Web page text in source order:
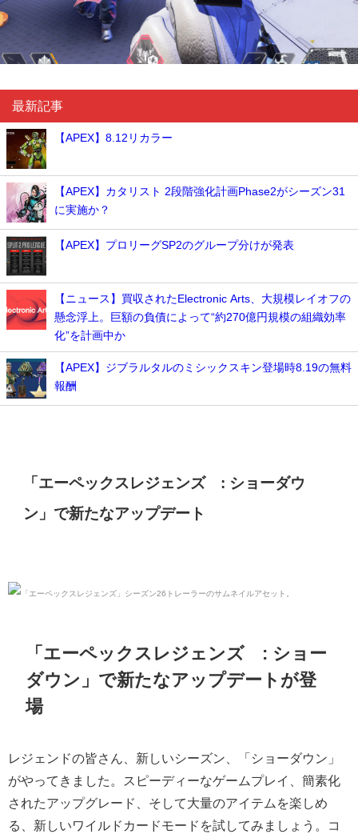
最新記事
【APEX】8.12リカラー
【APEX】カタリスト 2段階強化計画Phase2がシーズン31
に実施か？
【APEX】プロリーグSP2のグループ分けが発表
【ニュース】買収されたElectronic Arts、大規模レイオフの
懸念浮上。巨額の負債によって“約270億円規模の組織効率
化”を計画中か
【APEX】ジブラルタルのミシックスキン登場時8.19の無料
報酬
「エーペックスレジェンズ™: ショーダウ
ン」で新たなアップデート
「エーペックスレジェンズ™: ショー
ダウン」で新たなアップデートが登
場
レジェンドの皆さん、新しいシーズン、「ショーダウン」
がやってきました。スピーディーなゲームプレイ、簡素化
されたアップグレード、そして大量のアイテムを楽しめ
る、新しいワイルドカードモードを試してみましょう。コ